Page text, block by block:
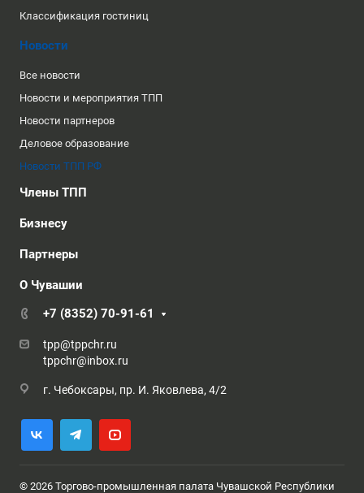
Классификация гостиниц
Новости
Все новости
Новости и мероприятия ТПП
Новости партнеров
Деловое образование
Новости ТПП РФ
Члены ТПП
Бизнесу
Партнеры
О Чувашии
+7 (8352) 70-91-61
tpp@tppchr.ru
tppchr@inbox.ru
г. Чебоксары, пр. И. Яковлева, 4/2
© 2026 Торгово-промышленная палата Чувашской Республики